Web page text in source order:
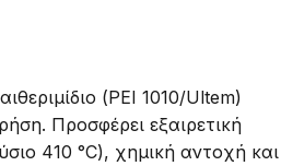
(PEI 1010/Ultem)
Προσφέρει εξαιρετική
410 °C), χημική αντοχή και